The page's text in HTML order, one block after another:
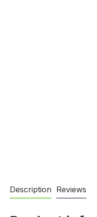
Description Reviews